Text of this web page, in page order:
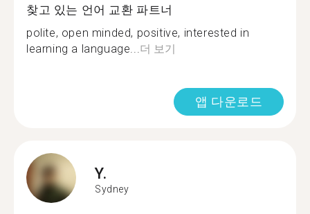
찾고 있는 언어 교환 파트너
polite, open minded, positive, interested in
learning a language...더 보기
앱 다운로드
Y.
Sydney